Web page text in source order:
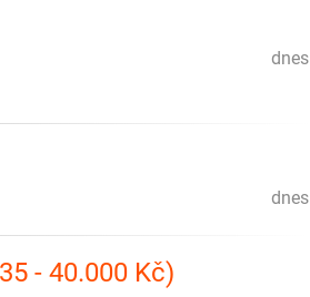
dnes
dnes
- 40.000 Kč)